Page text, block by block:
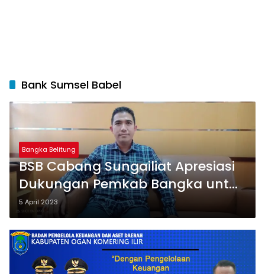
Bank Sumsel Babel
Bangka Belitung
BSB Cabang Sungailiat Apresiasi
Dukungan Pemkab Bangka untuk
Program KUR
5 April 2023